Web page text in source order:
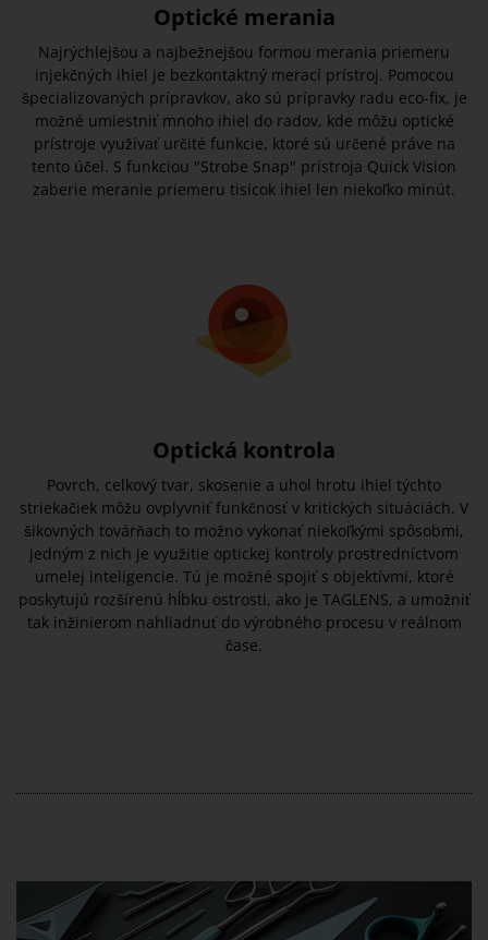
Optické merania
Najrýchlejšou a najbežnejšou formou merania priemeru
injekčných ihiel je bezkontaktný merací prístroj. Pomocou
špecializovaných prípravkov, ako sú prípravky radu eco-fix, je
možné umiestniť mnoho ihiel do radov, kde môžu optické
prístroje využívať určité funkcie, ktoré sú určené práve na
tento účel. S funkciou "Strobe Snap" prístroja Quick Vision
zaberie meranie priemeru tisícok ihiel len niekoľko minút.
Optická kontrola
Povrch, celkový tvar, skosenie a uhol hrotu ihiel týchto
striekačiek môžu ovplyvniť funkčnosť v kritických situáciách. V
šikovných továrňach to možno vykonať niekoľkými spôsobmi,
jedným z nich je využitie optickej kontroly prostredníctvom
umelej inteligencie. Tú je možné spojiť s objektívmi, ktoré
poskytujú rozšírenú hĺbku ostrosti, ako je TAGLENS, a umožniť
tak inžinierom nahliadnuť do výrobného procesu v reálnom
čase.